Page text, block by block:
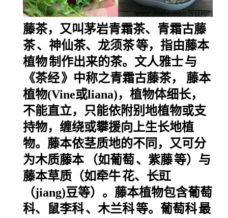
藤茶，又叫茅岩青霜茶、青霜古藤
茶、神仙茶、 龙须茶等， 指由藤本
植物制作出来的茶。 文人雅士与
《茶经》中称之青霜古藤茶，
藤本
植物(Vine或liana)，植物体细长，
不能直立，只能依附别地植物或支
持物，缠绕或攀援向上生长地植
物。藤本依茎质地的不同，又可分
为木质藤本 （如葡萄、 紫藤等）与
藤本草质（如牵牛花、长豇
（jiang)豆等）。藤本植物包含葡萄
科、
鼠李科、 木兰科等。 葡萄科最